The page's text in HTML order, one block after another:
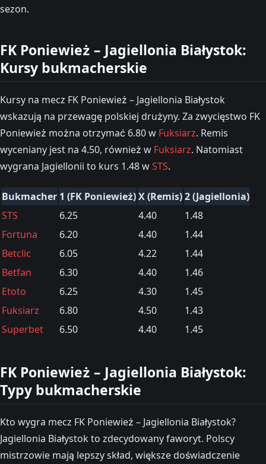
sezon.
FK Poniewież – Jagiellonia Białystok:
Kursy bukmacherskie
Kursy na mecz FK Poniewież – Jagiellonia Białystok
wskazują na przewagę polskiej drużyny. Za zwycięstwo FK
Poniewież można otrzymać 6.80 w Fuksiarz. Remis
wyceniany jest na 4.50, również w Fuksiarz. Natomiast
wygrana Jagiellonii to kurs 1.48 wSTS.
Bukmacher 1 (FK Poniewież)X (Remis)2 (Jagiellonia)
STS
6.25 4.40
1.48
Fortuna
6.20 4.40
1.44
Betclic
6.05 4.22
1.44
Betfan
6.30 4.40
1.46
Etoto
6.25 4.30
1.45
Fuksiarz
6.80 4.50
1.43
Superbet
6.50 4.40 1.45
FK Poniewież – Jagiellonia Białystok:
Typy bukmacherskie
Kto wygra mecz FK Poniewież – Jagiellonia Białystok?
Jagiellonia Białystok to zdecydowany faworyt. Polscy
mistrzowie mają lepszy skład, większe doświadczenie